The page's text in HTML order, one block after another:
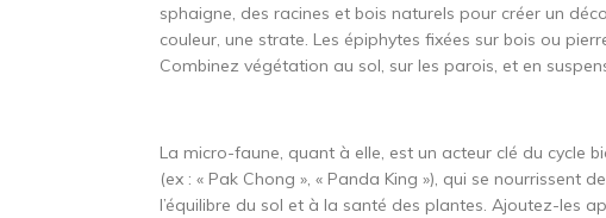
sphaigne, des racines et bois naturels pour créer un
couleur, une strate. Les épiphytes fixées sur bois ou
Combinez végétation au sol, sur les parois, et en
La micro-faune, quant à elle, est un acteur clé du cycle
(ex : « Pak Chong », « Panda King »), qui se nourrissent
l’équilibre du sol et à la santé des plantes. Ajoutez-les